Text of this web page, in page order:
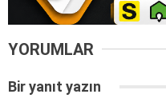
YORUMLAR
Bir yanıt yazın